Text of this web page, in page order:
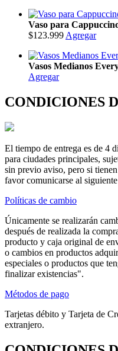
Vaso para
$123.999 Agregar
Vasos Medianos
Agregar
CONDICIONES
El tiempo de entrega es de 4
para ciudades principales,
sin previo aviso, pero si
favor comunicarse al
Políticas de cambio
Únicamente se realizarán
después de realizada la
producto y caja original de
o cambios en productos
especiales o productos que
finalizar existencias".
Métodos de pago
Tarjetas débito y Tarjeta de
extranjero.